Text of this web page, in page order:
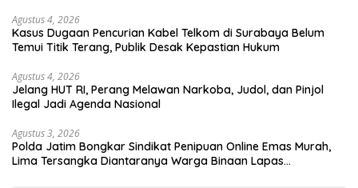
Agustus 4, 2026
Kasus Dugaan Pencurian Kabel Telkom di Surabaya Belum
Temui Titik Terang, Publik Desak Kepastian Hukum
Agustus 4, 2026
Jelang HUT RI, Perang Melawan Narkoba, Judol, dan Pinjol
Ilegal Jadi Agenda Nasional
Agustus 3, 2026
Polda Jatim Bongkar Sindikat Penipuan Online Emas Murah,
Lima Tersangka Diantaranya Warga Binaan Lapas